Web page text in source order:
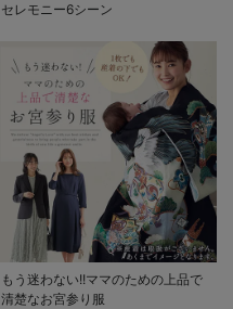
セレモニー6シーン
もう迷わない!!ママのための上品で
清楚なお宮参り服